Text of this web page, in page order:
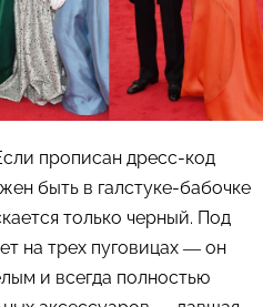
прописан дресс-код
быть в галстуке-бабочке
только черный. Под
на трех пуговицах — он
и всегда полностью